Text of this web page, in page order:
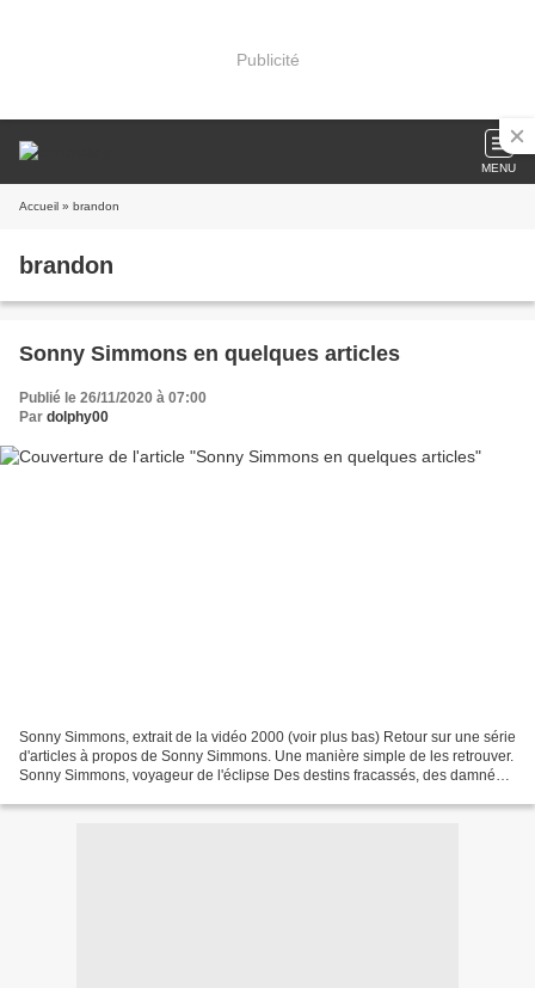
Publicité
MENU
Accueil » brandon
brandon
Sonny Simmons en quelques articles
Publié le 26/11/2020 à 07:00
Par dolphy00
Sonny Simmons, extrait de la vidéo 2000 (voir plus bas) Retour sur une série
d'articles à propos de Sonny Simmons. Une manière simple de les retrouver.
Sonny Simmons, voyageur de l'éclipse Des destins fracassés, des damnés,